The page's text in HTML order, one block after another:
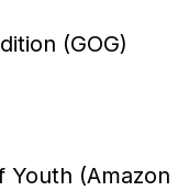
(GOG)
Youth (Amazon